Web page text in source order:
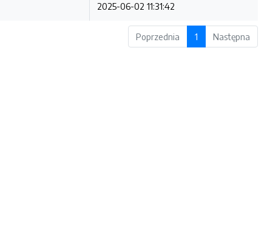
2025-06-02 11:31:42
Poprzednia 1 Następna